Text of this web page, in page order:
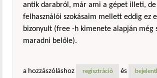
antik darabról, már ami a gépet illeti, de
felhasználói szokásaim mellett eddig ez
bizonyult (free -h kimenete alapján még
maradni belőle).
a hozzászóláshoz regisztráció és